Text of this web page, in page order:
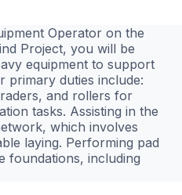
Operator on the
Project, you will be
equipment to support
primary duties include:
and rollers for
tasks. Assisting in the
which involves
laying. Performing pad
foundations, including